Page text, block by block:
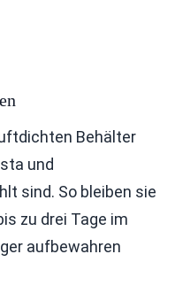
Behälter
und
sind. So bleiben sie
zu drei Tage im
aufbewahren